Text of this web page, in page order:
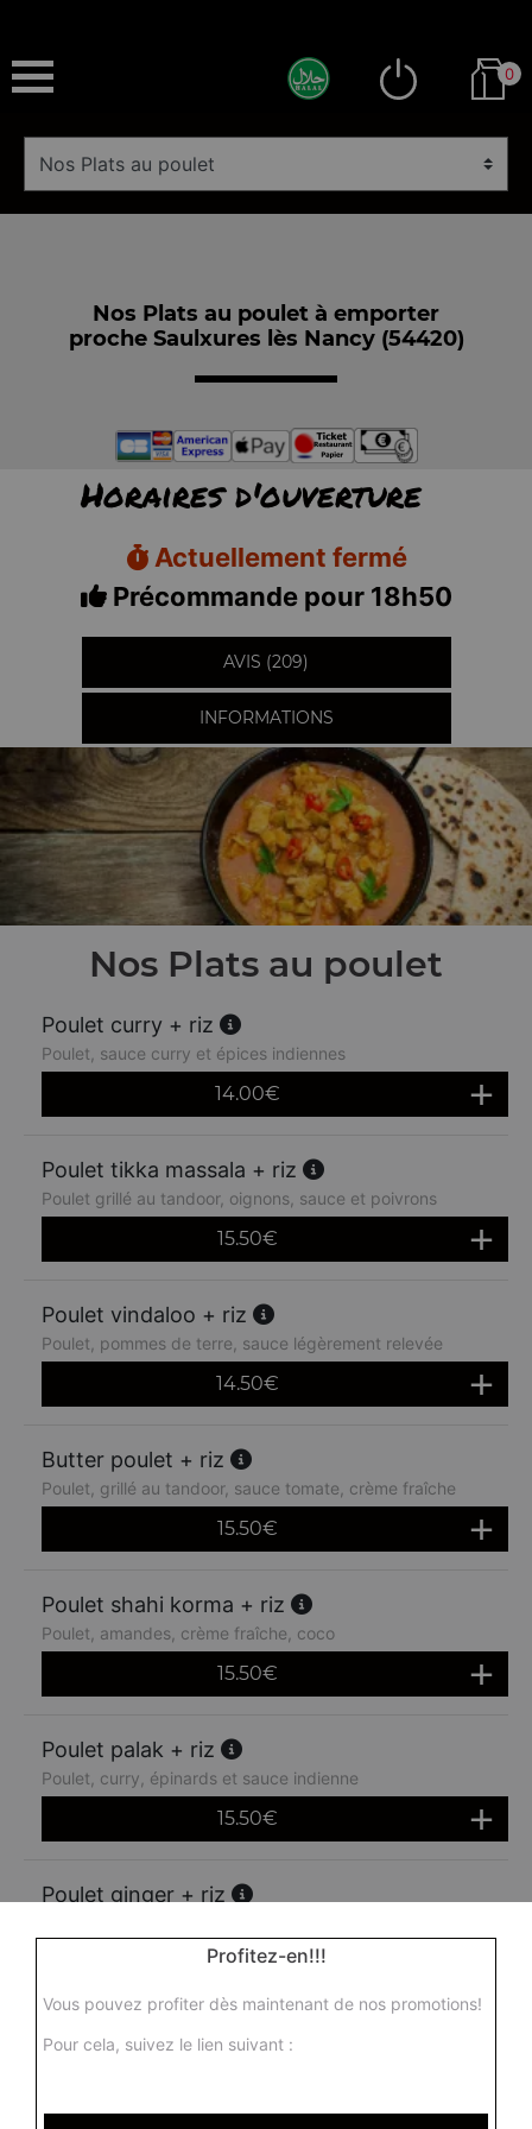
0
Nos Plats au poulet à emporter
proche Saulxures lès Nancy (54420)
Horaires d'ouverture
Actuellement fermé
Précommande pour 18h50
AVIS (209)
INFORMATIONS
Nos Plats au poulet
Poulet curry + riz
Poulet, sauce curry et épices indiennes
14.00€
Poulet tikka massala + riz
Poulet grillé au tandoor, oignons, sauce et poivrons
15.50€
Poulet vindaloo + riz
Poulet, pommes de terre, sauce légèrement relevée
14.50€
Butter poulet + riz
Poulet, grillé au tandoor, sauce tomate, crème fraîche
15.50€
Poulet shahi korma + riz
Poulet, amandes, crème fraîche, coco
15.50€
Poulet palak + riz
Poulet, curry, épinards et sauce indienne
15.50€
Poulet ginger + riz
Profitez-en!!!
Vous pouvez profiter dès maintenant de nos promotions!
Pour cela, suivez le lien suivant :